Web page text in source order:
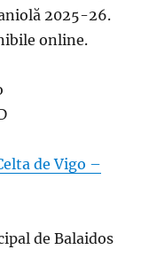
2025-26.
online.
de Vigo –
de Balaidos